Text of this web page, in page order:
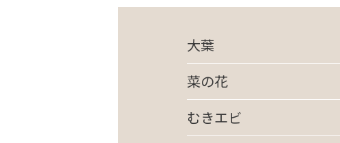
大葉
菜の花
むきエビ